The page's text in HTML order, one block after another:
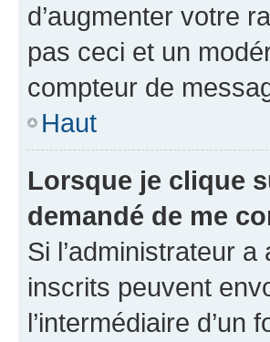
d’augmenter votre
pas ceci et un
compteur de
Haut
Lorsque je clique
demandé de me
Si l’administrateur
inscrits peuvent
l’intermédiaire d’un